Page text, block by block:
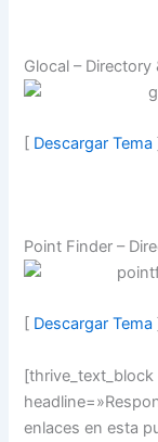
Glocal –
[ Descargar Tema
Point Finder –
[ Descargar Tema
enlaces en esta